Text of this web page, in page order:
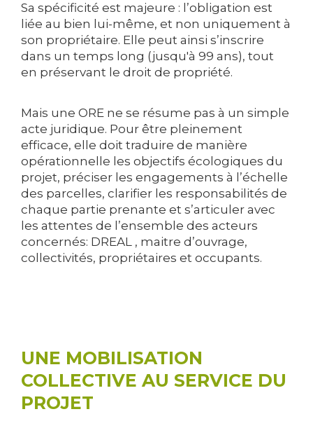
Sa spécificité est majeure : l’obligation est
liée au bien lui-même, et non uniquement à
son propriétaire. Elle peut ainsi s’inscrire
dans un temps long (jusqu'à 99 ans), tout
en préservant le droit de propriété.
Mais une ORE ne se résume pas à un simple
acte juridique. Pour être pleinement
efficace, elle doit traduire de manière
opérationnelle les objectifs écologiques du
projet, préciser les engagements à l’échelle
des parcelles, clarifier les responsabilités de
chaque partie prenante et s’articuler avec
les attentes de l’ensemble des acteurs
concernés: DREAL , maitre d’ouvrage,
collectivités, propriétaires et occupants.
UNE MOBILISATION
COLLECTIVE AU SERVICE DU
PROJET